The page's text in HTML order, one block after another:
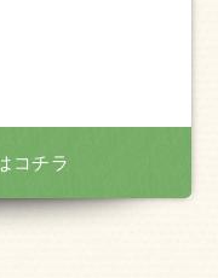
コチラ